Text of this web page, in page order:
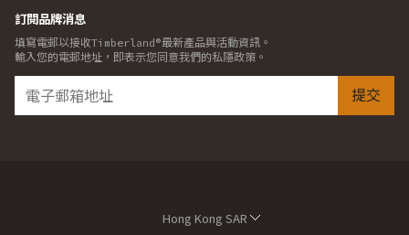
訂閱品牌消息
填寫電郵以接收Timberland®最新產品與活動資訊。
輸入您的電郵地址，即表示您同意我們的私隱政策。
提交
Hong Kong SAR